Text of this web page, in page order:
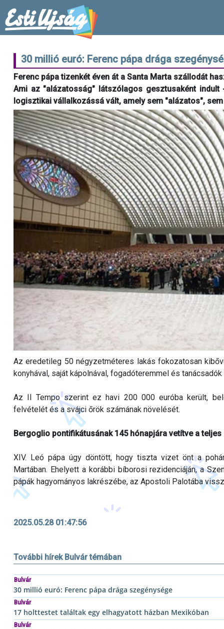
30 millió euró: Ferenc pápa drága
Ferenc pápa tizenkét éven át a Santa Marta szállodát
Ami az "alázatosság" látszólagos gesztusaként
logisztikai vállalkozássá vált, amely sem "alázatos",
Az eredetileg 50 négyzetméteres lakás fokozatosan
konyhával, saját kápolnával, fogadóteremmel és
Az Il Tempo szerint ez havi 200 000 euróba került,
felvételét és a svájci őrök számának növelését.
Bergoglio pontifikátusának 145 hónapjára vetítve a
XIV. Leó pápa úgy döntött, hogy tiszta vizet önt a
Martában. Ehelyett a korábbi bíborosi rezidenciáján, a
pápák hagyományos lakrészébe, az Apostoli Palotába
2025.05.28 01:47:56
További hírek Bulvár témában
Bulvár
30 millió euró: Ferenc pápa drága szegénysége
Bulvár
17 holttestet találtak egy elhagyatott házban Mexikóban
Bulvár